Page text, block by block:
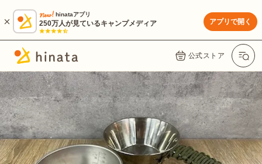
hinataアプリ
250万人が見ているキャンプメディア アプリで開く
公式ストア